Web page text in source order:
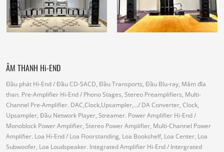
ÂM THANH Hi-END
Đầu phát Hi-End/ Đầu CD-SACD, Đầu Transports, Đầu Blu-ray, Mâm đĩa
than. Pre-Amplifier Hi-End/ Phono Stages, Stereo Preamplifiers, Multi-
Channel Pre-Amplifier. DAC,Clock,Upsampler,.../ DA Converter, Clock,
Upsampler, Đầu Network Player, Streamer. Power Amplifier Hi-End/
Monoblock Power Amplifier, Stereo Power Amplifier, Multi-Channel Power
Amplifier. Loa Hi-End/ Loa Floorstanding, Loa Bookshelf, Loa Center, Loa
Subwoofer, Loa Loudspeaker. Integrated Amplifier Hi-End/ Intergrated